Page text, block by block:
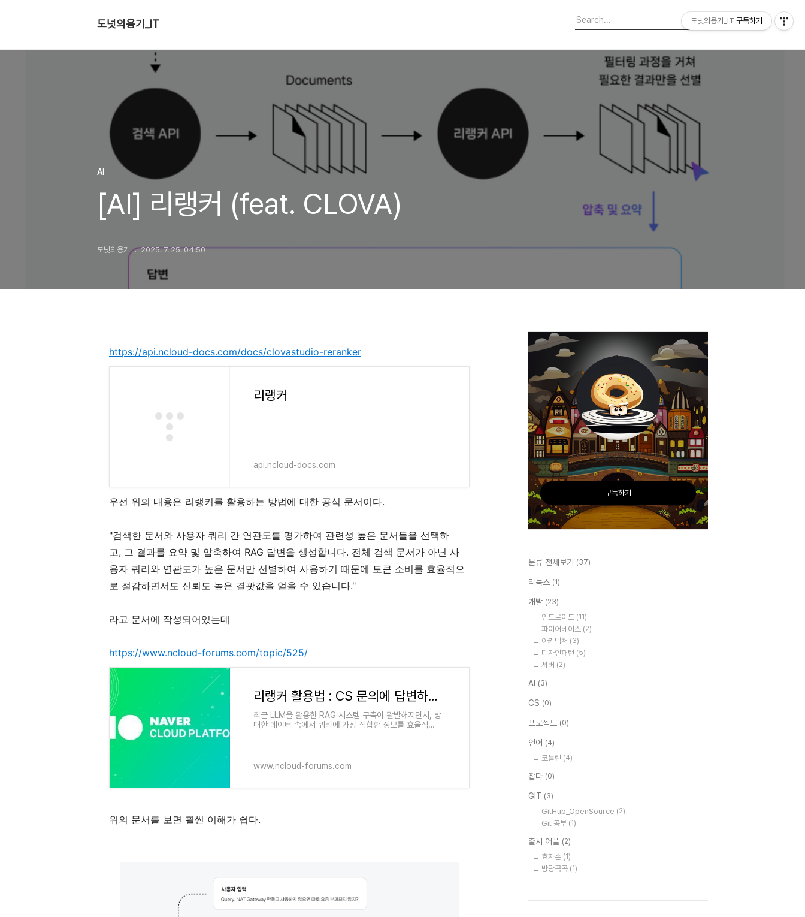
도넛의용기_IT
AI
[AI] 리랭커 (feat. CLOVA)
도넛의용기 2025. 7. 25. 04:50
https://api.ncloud-docs.com/docs/clovastudio-reranker
리랭커
api.ncloud-docs.com
우선 위의 내용은 리랭커를 활용하는 방법에 대한 공식 문서이다.
"검색한 문서와 사용자 쿼리 간 연관도를 평가하여 관련성 높은 문서들을 선택하
고, 그 결과를 요약 및 압축하여 RAG 답변을 생성합니다. 전체 검색 문서가 아닌 사
용자 쿼리와 연관도가 높은 문서만 선별하여 사용하기 때문에 토큰 소비를 효율적으
로 절감하면서도 신뢰도 높은 결괏값을 얻을 수 있습니다."
라고 문서에 작성되어있는데
https://www.ncloud-forums.com/topic/525/
리랭커 활용법 : CS 문의에 답변하는 RAG 시스템 구현하기
최근 LLM을 활용한 RAG 시스템 구축이 활발해지면서, 방
대한 데이터 속에서 쿼리에 가장 적합한 정보를 효율적으
www.ncloud-forums.com
위의 문서를 보면 훨씬 이해가 쉽다.
도넛의용기_IT
구독하기
분류 전체보기 (37)
리눅스 (1)
개발 (23)
안드로이드 (11)
파이어베이스 (2)
아키텍처 (3)
디자인패턴 (5)
서버 (2)
AI (3)
CS (0)
프로젝트 (0)
언어 (4)
코틀린 (4)
잡다 (0)
GIT (3)
GitHub_OpenSource (2)
Git 공부 (1)
출시 어플 (2)
효자손 (1)
방광곡곡 (1)
도넛의용기_IT 구독하기